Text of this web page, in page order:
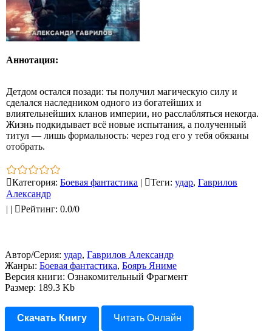
Аннотация:
Детдом остался позади: ты получил магическую силу и
сделался наследником одного из богатейших и
влиятельнейших кланов империи, но расслабляться некогда.
Жизнь подкидывает всё новые испытания, а полученный
титул — лишь формальность: через год его у тебя обязаны
отобрать.
Категория: Боевая фантастика | Теги: удар, Гаврилов
Александр
| | Рейтинг: 0.0/0
Автор/Серия: удар, Гаврилов Александр
Жанры: Боевая фантастика, Бояръ Яниме
Версия книги: Ознакомительный Фрагмент
Размер: 189.3 Kb
Скачать Книгу Читать Онлайн